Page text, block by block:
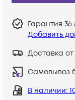
Гарантия 36
Добавить
Доставка от
Самовывоз
В наличии: